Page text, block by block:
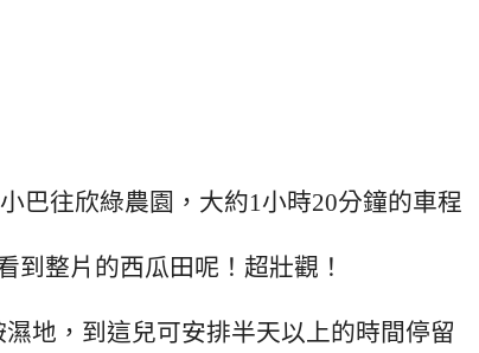
巴往欣綠農園，大約1小時20分鐘的車程
到整片的西瓜田呢！超壯觀！
地，到這兒可安排半天以上的時間停留